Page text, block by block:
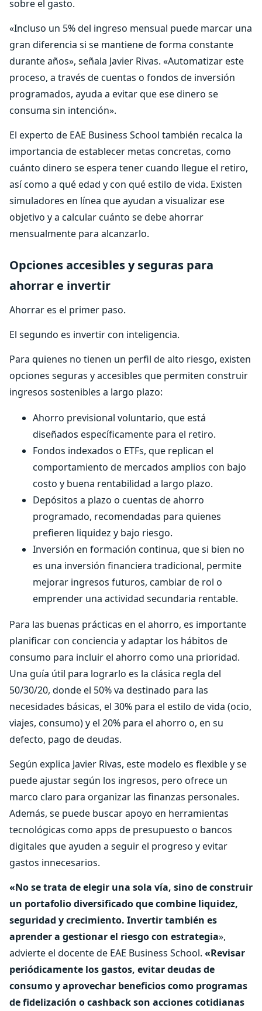
sobre el gasto.
«Incluso un 5% del ingreso mensual puede marcar una
gran diferencia si se mantiene de forma constante
durante años», señala Javier Rivas. «Automatizar este
proceso, a través de cuentas o fondos de inversión
programados, ayuda a evitar que ese dinero se
consuma sin intención».
El experto de EAE Business School también recalca la
importancia de establecer metas concretas, como
cuánto dinero se espera tener cuando llegue el retiro,
así como a qué edad y con qué estilo de vida. Existen
simuladores en línea que ayudan a visualizar ese
objetivo y a calcular cuánto se debe ahorrar
mensualmente para alcanzarlo.
Opciones accesibles y seguras para
ahorrar e invertir
Ahorrar es el primer paso.
El segundo es invertir con inteligencia.
Para quienes no tienen un perfil de alto riesgo, existen
opciones seguras y accesibles que permiten construir
ingresos sostenibles a largo plazo:
Ahorro previsional voluntario, que está
diseñados específicamente para el retiro.
Fondos indexados o ETFs, que replican el
comportamiento de mercados amplios con bajo
costo y buena rentabilidad a largo plazo.
Depósitos a plazo o cuentas de ahorro
programado, recomendadas para quienes
prefieren liquidez y bajo riesgo.
Inversión en formación continua, que si bien no
es una inversión financiera tradicional, permite
mejorar ingresos futuros, cambiar de rol o
emprender una actividad secundaria rentable.
Para las buenas prácticas en el ahorro, es importante
planificar con conciencia y adaptar los hábitos de
consumo para incluir el ahorro como una prioridad.
Una guía útil para lograrlo es la clásica regla del
50/30/20, donde el 50% va destinado para las
necesidades básicas, el 30% para el estilo de vida (ocio,
viajes, consumo) y el 20% para el ahorro o, en su
defecto, pago de deudas.
Según explica Javier Rivas, este modelo es flexible y se
puede ajustar según los ingresos, pero ofrece un
marco claro para organizar las finanzas personales.
Además, se puede buscar apoyo en herramientas
tecnológicas como apps de presupuesto o bancos
digitales que ayuden a seguir el progreso y evitar
gastos innecesarios.
«No se trata de elegir una sola vía, sino de construir
un portafolio diversificado que combine liquidez,
seguridad y crecimiento. Invertir también es
aprender a gestionar el riesgo con estrategia»,
advierte el docente de EAE Business School. «Revisar
periódicamente los gastos, evitar deudas de
consumo y aprovechar beneficios como programas
de fidelización o cashback son acciones cotidianas